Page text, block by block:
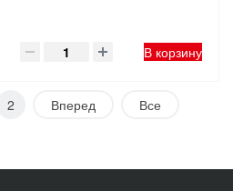
В корзину
2 Вперед Все